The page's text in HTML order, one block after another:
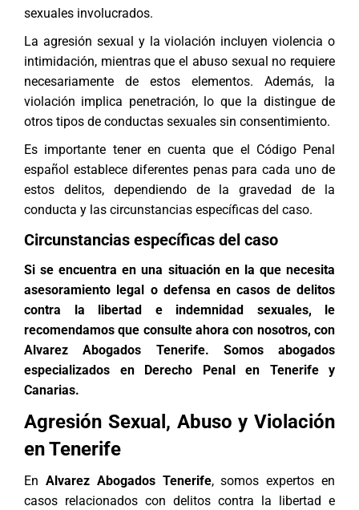
sexuales involucrados.
La agresión sexual y la violación incluyen violencia o
intimidación, mientras que el abuso sexual no requiere
necesariamente de estos elementos. Además, la
violación implica penetración, lo que la distingue de
otros tipos de conductas sexuales sin consentimiento.
Es importante tener en cuenta que el Código Penal
español establece diferentes penas para cada uno de
estos delitos, dependiendo de la gravedad de la
conducta y las circunstancias específicas del caso.
Circunstancias específicas del caso
Si se encuentra en una situación en la que necesita
asesoramiento legal o defensa en casos de delitos
contra la libertad e indemnidad sexuales, le
recomendamos que consulte ahora con nosotros, con
Alvarez Abogados Tenerife. Somos abogados
especializados en Derecho Penalen Tenerife y
Canarias.
Agresión Sexual, Abuso y Violación
en Tenerife
En Alvarez Abogados Tenerife, somos expertos en
casos relacionados con delitos contra la libertad e